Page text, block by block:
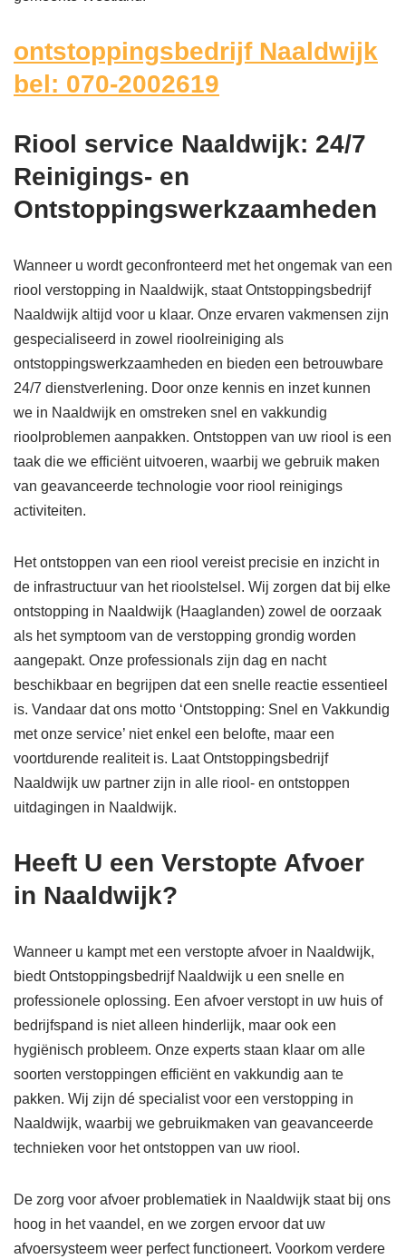
ontstoppingsbedrijf Naaldwijk
bel: 070-2002619
Riool service Naaldwijk: 24/7
Reinigings- en
Ontstoppingswerkzaamheden
Wanneer u wordt geconfronteerd met het ongemak van een
riool verstopping in Naaldwijk, staat Ontstoppingsbedrijf
Naaldwijk altijd voor u klaar. Onze ervaren vakmensen zijn
gespecialiseerd in zowel rioolreiniging als
ontstoppingswerkzaamheden en bieden een betrouwbare
24/7 dienstverlening. Door onze kennis en inzet kunnen
we in Naaldwijk en omstreken snel en vakkundig
rioolproblemen aanpakken. Ontstoppen van uw riool is een
taak die we efficiënt uitvoeren, waarbij we gebruik maken
van geavanceerde technologie voor riool reinigings
activiteiten.
Het ontstoppen van een riool vereist precisie en inzicht in
de infrastructuur van het rioolstelsel. Wij zorgen dat bij elke
ontstopping in Naaldwijk (Haaglanden) zowel de oorzaak
als het symptoom van de verstopping grondig worden
aangepakt. Onze professionals zijn dag en nacht
beschikbaar en begrijpen dat een snelle reactie essentieel
is. Vandaar dat ons motto ‘Ontstopping: Snel en Vakkundig
met onze service’ niet enkel een belofte, maar een
voortdurende realiteit is. Laat Ontstoppingsbedrijf
Naaldwijk uw partner zijn in alle riool- en ontstoppen
uitdagingen in Naaldwijk.
Heeft U een Verstopte Afvoer
in Naaldwijk?
Wanneer u kampt met een verstopte afvoer in Naaldwijk,
biedt Ontstoppingsbedrijf Naaldwijk u een snelle en
professionele oplossing. Een afvoer verstopt in uw huis of
bedrijfspand is niet alleen hinderlijk, maar ook een
hygiënisch probleem. Onze experts staan klaar om alle
soorten verstoppingen efficiënt en vakkundig aan te
pakken. Wij zijn dé specialist voor een verstopping in
Naaldwijk, waarbij we gebruikmaken van geavanceerde
technieken voor het ontstoppen van uw riool.
De zorg voor afvoer problematiek in Naaldwijk staat bij ons
hoog in het vaandel, en we zorgen ervoor dat uw
afvoersysteem weer perfect functioneert. Voorkom verdere